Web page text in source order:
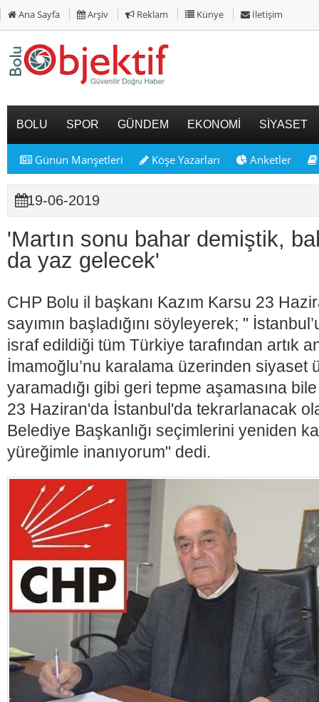
Ana Sayfa Arşiv Reklam Künye İletişim
BOLU SPOR GÜNDEM EKONOMİ SİYASET
Günün Manşetleri Köşe Yazarları Anketler
19-06-2019
'Martın sonu bahar demiştik,
da yaz gelecek'
CHP Bolu il başkanı Kazım Karsu 23
sayımın başladığını söyleyerek; "
israf edildiği tüm Türkiye tarafından artık
İmamoğlu’nu karalama üzerinden siyaset
yaramadığı gibi geri tepme aşamasına
23 Haziran'da İstanbul'da tekrarlanacak
Belediye Başkanlığı seçimlerini yeniden
yüreğimle inanıyorum" dedi.